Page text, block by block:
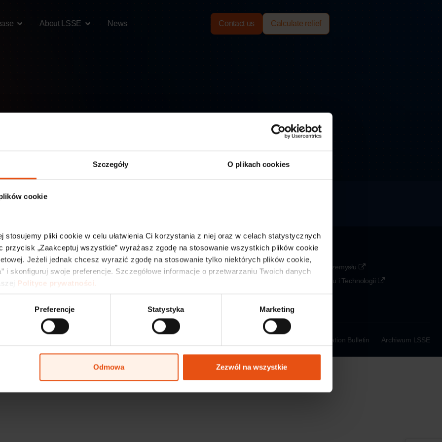
Szczegóły O plikach cookies
cookie
stosujemy pliki cookie w celu ułatwienia Ci korzystania z niej oraz w celach statystycznych
przycisk „Zaakceptuj wszystkie” wyrażasz zgodę na stosowanie wszystkich plików cookie
Jeżeli jednak chcesz wyrazić zgodę na stosowanie tylko niektórych plików cookie,
i skonfiguruj swoje preferencje. Szczegółowe informacje o przetwarzaniu Twoich danych
Polityce prywatności.
Preferencje Statystyka Marketing
Odmowa Zezwól na wszystkie
About LSSE News Contact us Calculate relief
sale
Industrial Park
Offerings and Collaboration
Conference Centre
About LSSE
Partners
Agencja Rozwoju Przemysłu
Ministerstwo Rozwoju i Technologii
PAIH
KOWR
Public Information Bulletin Archiwum LSSE